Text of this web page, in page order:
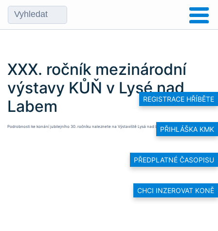
REGISTRACE HŘÍBĚTE
PŘIHLÁŠKA KMK
PŘEDPLATNÉ ČASOPISU
CHCI INZEROVAT KONĚ
XXX. ročník mezinárodní
výstavy KŮŇ v Lysé nad
Labem
Podrobnosti ke konání jubilejního 30. ročníku naleznete na Výstaviště Lysá nad Labem (vll.cz) .